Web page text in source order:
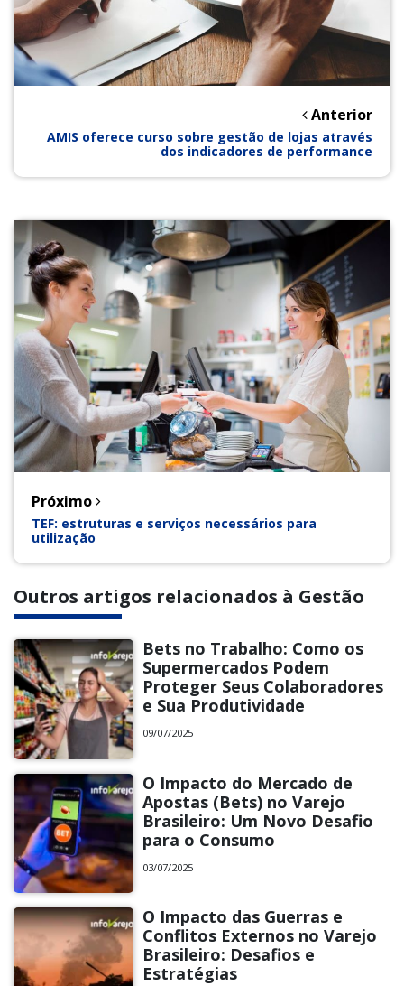
Anterior
AMIS oferece curso sobre gestão de lojas através
dos indicadores de performance
Próximo
TEF: estruturas e serviços necessários para
utilização
Outros artigos relacionados à Gestão
Bets no Trabalho: Como os
Supermercados Podem
Proteger Seus Colaboradores
e Sua Produtividade
09/07/2025
O Impacto do Mercado de
Apostas (Bets) no Varejo
Brasileiro: Um Novo Desafio
para o Consumo
03/07/2025
O Impacto das Guerras e
Conflitos Externos no Varejo
Brasileiro: Desafios e
Estratégias